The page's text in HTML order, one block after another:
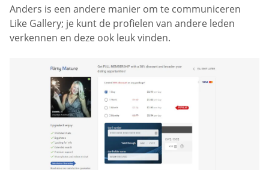
Anders is een andere manier om te communiceren
Like Gallery; je kunt de profielen van andere leden
verkennen en deze ook leuk vinden.